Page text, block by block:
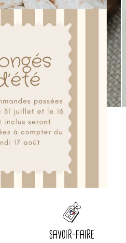
nuit selon la température ?
savoir-faire